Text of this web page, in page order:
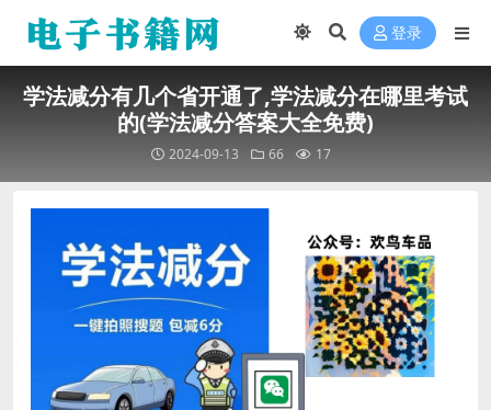
登录
学法减分有几个省开通了,学法减分在哪里考试
的(学法减分答案大全免费)
2024-09-13 66 17